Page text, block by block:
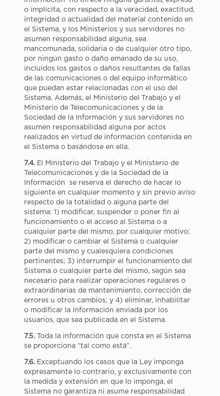
o implícita, con respecto a la veracidad, exactitud,
integridad o actualidad del material contenido en
el Sistema, y los Ministerios y sus servidores no
asumen responsabilidad alguna, sea
mancomunada, solidaria o de cualquier otro tipo,
por ningún gasto o daño emanado de su uso,
incluidos los gastos o daños resultantes de fallas
de las comunicaciones o del equipo informático
que puedan estar relacionadas con el uso del
Sistema. Además, el Ministerio del Trabajo y el
Ministerio de Telecomunicaciones y de la
Sociedad de la Información y sus servidores no
asumen responsabilidad alguna por actos
realizados en virtud de información contenida en
el Sistema o basándose en ella.
7.4.El Ministerio del Trabajo y el Ministerio de
Telecomunicaciones y de la Sociedad de la
Información se reserva el derecho de hacer lo
siguiente en cualquier momento y sin previo aviso
respecto de la totalidad o alguna parte del
sistema: 1) modificar, suspender o poner fin al
funcionamiento o el acceso al Sistema o a
cualquier parte del mismo, por cualquier motivo;
2) modificar o cambiar el Sistema o cualquier
parte del mismo y cualesquiera condiciones
pertinentes; 3) interrumpir el funcionamiento del
Sistema o cualquier parte del mismo, según sea
necesario para realizar operaciones regulares o
extraordinarias de mantenimiento, corrección de
errores u otros cambios; y 4) eliminar, inhabilitar
o modificar la información enviada por los
usuarios, que sea publicada en el Sistema.
7.5.Toda la información que consta en el Sistema
se proporciona “tal como está”.
7.6.Exceptuando los casos que la Ley imponga
expresamente lo contrario, y exclusivamente con
la medida y extensión en que lo imponga, el
Sistema no garantiza ni asume responsabilidad